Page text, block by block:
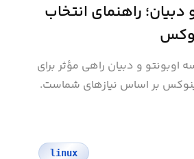
راهنمای انتخاب
اوبونتو و دبیان راهی مؤثر برای
بر اساس نیازهای شماست.
linux